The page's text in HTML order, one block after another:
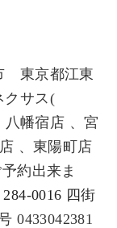
東京都江東
クサス(
八幡宿店 、宮
、東陽町店
約出来ま
284-0016 四街
0433042381